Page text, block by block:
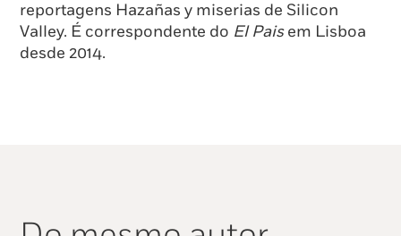
reportagens Hazañas y miserias de Silicon
Valley. É correspondente do El Paisem Lisboa
desde 2014.